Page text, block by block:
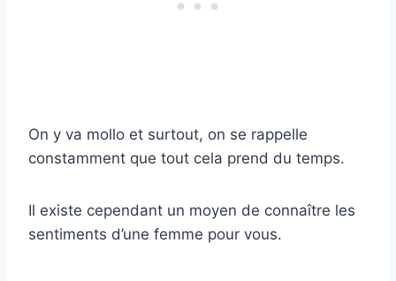
On y va mollo et surtout, on se rappelle
constamment que tout cela prend du temps.
Il existe cependant un moyen de connaître les
sentiments d’une femme pour vous.